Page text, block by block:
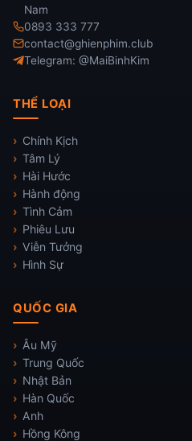
Nam
0893 333 777
contact@ghienphim.club
Telegram: @MaiBinhKim
THỂ LOẠI
Chính Kịch
Tâm Lý
Hài Hước
Hành động
Tình Cảm
Phiêu Lưu
Viễn Tưởng
Hình Sự
QUỐC GIA
Âu Mỹ
Trung Quốc
Nhật Bản
Hàn Quốc
Anh
Hồng Kông